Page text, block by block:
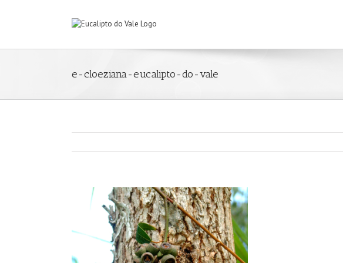
e-cloeziana-eucalipto-do-vale